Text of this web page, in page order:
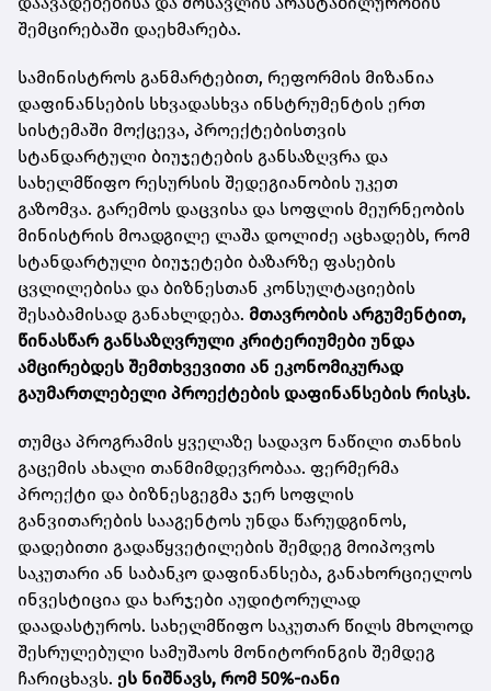
შემცირებაში დაეხმარება.
სამინისტროს განმარტებით, რეფორმის მიზანია
დაფინანსების სხვადასხვა ინსტრუმენტის ერთ
სისტემაში მოქცევა, პროექტებისთვის
სტანდარტული ბიუჯეტების განსაზღვრა და
სახელმწიფო რესურსის შედეგიანობის უკეთ
გაზომვა. გარემოს დაცვისა და სოფლის მეურნეობის
მინისტრის მოადგილე ლაშა დოლიძე აცხადებს, რომ
სტანდარტული ბიუჯეტები ბაზარზე ფასების
ცვლილებისა და ბიზნესთან კონსულტაციების
შესაბამისად განახლდება. მთავრობის არგუმენტით,
წინასწარ განსაზღვრული კრიტერიუმები უნდა
ამცირებდეს შემთხვევითი ან ეკონომიკურად
გაუმართლებელი პროექტების დაფინანსების რისკს.
თუმცა პროგრამის ყველაზე სადავო ნაწილი თანხის
გაცემის ახალი თანმიმდევრობაა. ფერმერმა
პროექტი და ბიზნესგეგმა ჯერ სოფლის
განვითარების სააგენტოს უნდა წარუდგინოს,
დადებითი გადაწყვეტილების შემდეგ მოიპოვოს
საკუთარი ან საბანკო დაფინანსება, განახორციელოს
ინვესტიცია და ხარჯები აუდიტორულად
დაადასტუროს. სახელმწიფო საკუთარ წილს მხოლოდ
შესრულებული სამუშაოს მონიტორინგის შემდეგ
ჩარიცხავს. ეს ნიშნავს, რომ 50%-იანი